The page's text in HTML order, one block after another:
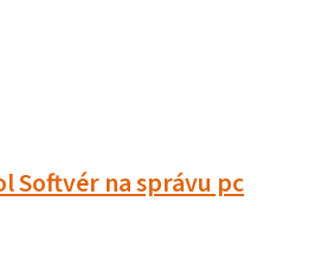
Softvér na správu pc